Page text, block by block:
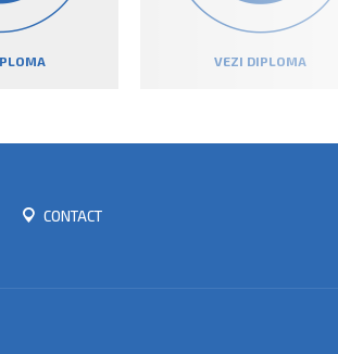
VEZI DIPLOMA
CONTACT